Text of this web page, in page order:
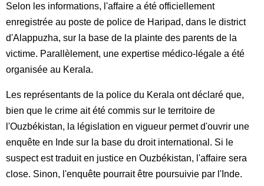
Selon les informations, l'affaire a été officiellement
enregistrée au poste de police de Haripad, dans le district
d'Alappuzha, sur la base de la plainte des parents de la
victime. Parallèlement, une expertise médico-légale a été
organisée au Kerala.
Les représentants de la police du Kerala ont déclaré que,
bien que le crime ait été commis sur le territoire de
l'Ouzbékistan, la législation en vigueur permet d'ouvrir une
enquête en Inde sur la base du droit international. Si le
suspect est traduit en justice en Ouzbékistan, l'affaire sera
close. Sinon, l'enquête pourrait être poursuivie par l'Inde.